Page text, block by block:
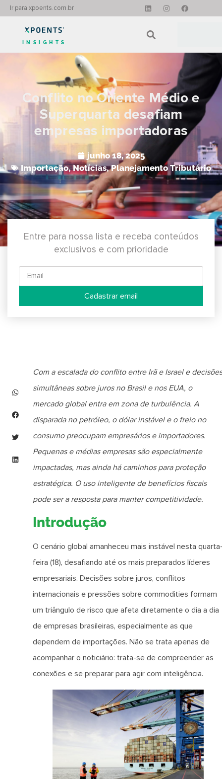
Ir para xpoents.com.br
INSIGHTS
Conflito no Oriente Médio e
Superquarta desafiam
empresas importadoras
junho 18, 2025
Importação,Notícias,Planejamento Tributário
Entre para nossa lista e receba conteúdos
exclusivos e com prioridade
Cadastrar email
Com a escalada do conflito entre Irã e Israel e decisões
simultâneas sobre juros no Brasil e nos EUA, o
mercado global entra em zona de turbulência. A
disparada no petróleo, o dólar instável e o freio no
consumo preocupam empresários e importadores.
Pequenas e médias empresas são especialmente
impactadas, mas ainda há caminhos para proteção
estratégica. O uso inteligente de benefícios fiscais
pode ser a resposta para manter competitividade.
Introdução
O cenário global amanheceu mais instável nesta
feira (18), desafiando até os mais preparados líderes
empresariais. Decisões sobre juros, conflitos
internacionais e pressões sobre commodities formam
um triângulo de risco que afeta diretamente o dia a dia
de empresas brasileiras, especialmente as que
dependem de importações. Não se trata apenas de
acompanhar o noticiário: trata-se de compreender as
conexões e se preparar para agir com inteligência.